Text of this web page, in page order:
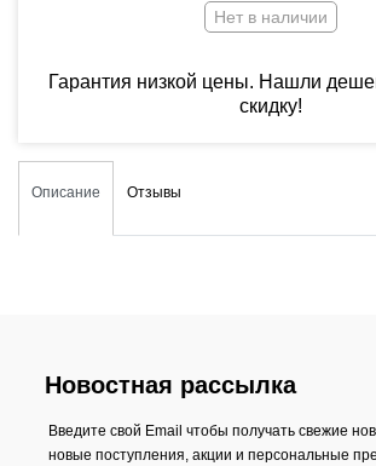
Нет в наличии
Гарантия низкой цены. Нашли
скидку!
Описание Отзывы
Новостная рассылка
Введите свой Email чтобы получать свежие
новые поступления, акции и персональные